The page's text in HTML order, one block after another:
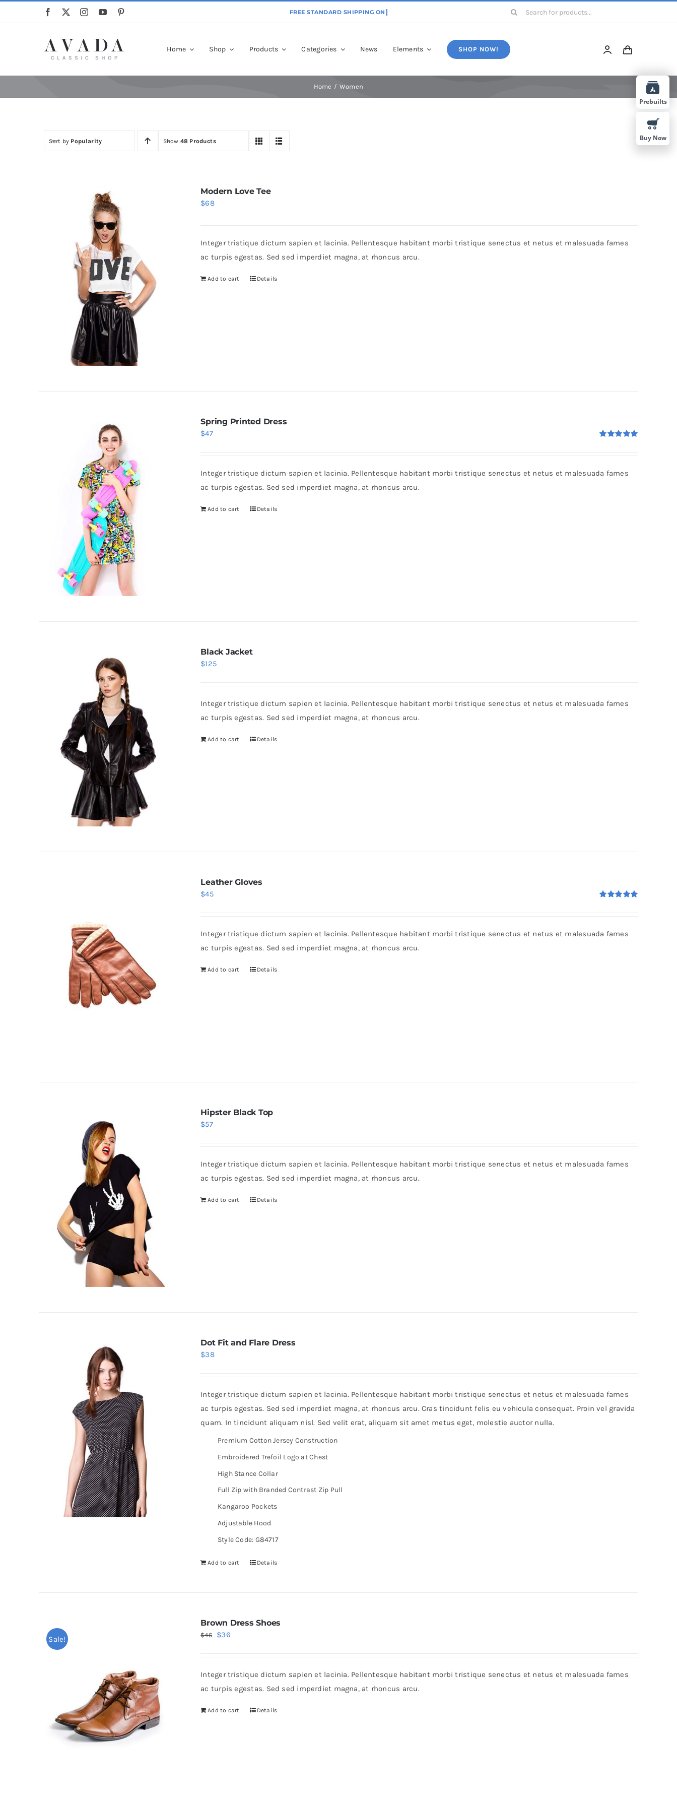
Search
Home Shop Products Categories News Elements SHOP NOW!
Home Women
Sort by Popularity Show 48 Products
Modern Love Tee
$68
Integer tristique dictum sapien et lacinia. Pellentesque habitant morbi tristique senectus et netus et malesuada fames
ac turpis egestas. Sed sed imperdiet magna, at rhoncus arcu.
Add to cart Details
Spring Printed Dress
$47
Integer tristique dictum sapien et lacinia. Pellentesque habitant morbi tristique senectus et netus et malesuada fames
ac turpis egestas. Sed sed imperdiet magna, at rhoncus arcu.
Add to cart Details
Black Jacket
$125
Integer tristique dictum sapien et lacinia. Pellentesque habitant morbi tristique senectus et netus et malesuada fames
ac turpis egestas. Sed sed imperdiet magna, at rhoncus arcu.
Add to cart Details
Leather Gloves
$45
Integer tristique dictum sapien et lacinia. Pellentesque habitant morbi tristique senectus et netus et malesuada fames
ac turpis egestas. Sed sed imperdiet magna, at rhoncus arcu.
Add to cart Details
Hipster Black Top
$57
Integer tristique dictum sapien et lacinia. Pellentesque habitant morbi tristique senectus et netus et malesuada fames
ac turpis egestas. Sed sed imperdiet magna, at rhoncus arcu.
Add to cart Details
Dot Fit and Flare Dress
$38
Integer tristique dictum sapien et lacinia. Pellentesque habitant morbi tristique senectus et netus et malesuada fames
ac turpis egestas. Sed sed imperdiet magna, at rhoncus arcu. Cras tincidunt felis eu vehicula consequat. Proin vel gravida
quam. In tincidunt aliquam nisl. Sed velit erat, aliquam sit amet metus eget, molestie auctor nulla.
Premium Cotton Jersey Construction
Embroidered Trefoil Logo at Chest
High Stance Collar
Full Zip with Branded Contrast Zip Pull
Kangaroo Pockets
Adjustable Hood
Style Code: G84717
Add to cart Details
Sale!
Brown Dress Shoes
$46
Original
$46.
$36Current
$36.
Integer tristique dictum sapien et lacinia. Pellentesque habitant morbi tristique senectus et netus et malesuada fames
ac turpis egestas. Sed sed imperdiet magna, at rhoncus arcu.
Add to cart Details
Prebuilts
Buy Now